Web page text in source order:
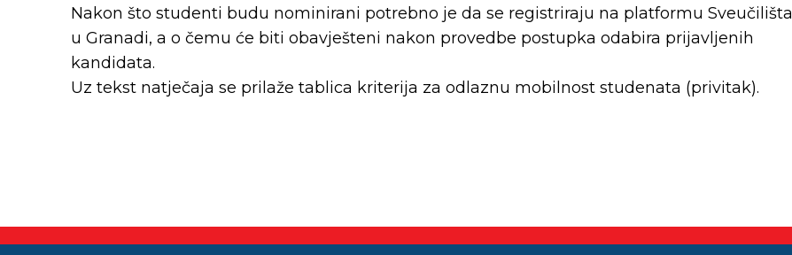
Nakon što studenti budu nominirani potrebno je da se registriraju na platformu Sveučilišta
u Granadi, a o čemu će biti obavješteni nakon provedbe postupka odabira prijavljenih
kandidata.
Uz tekst natječaja se prilaže tablica kriterija za odlaznu mobilnost studenata (privitak).